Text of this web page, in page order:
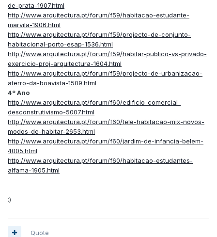
de-prata-1907.html
http://www.arquitectura.pt/forum/f59/habitacao-estudante-
marvila-1906.html
http://www.arquitectura.pt/forum/f59/projecto-de-conjunto-
habitacional-porto-esap-1536.html
http://www.arquitectura.pt/forum/f59/habitar-publico-vs-privado-
exercicio-proj-arquitectura-1604.html
http://www.arquitectura.pt/forum/f59/projecto-de-urbanizacao-
aterro-da-boavista-1509.html
4º Ano
http://www.arquitectura.pt/forum/f60/edificio-comercial-
desconstrutivismo-5007.html
http://www.arquitectura.pt/forum/f60/tele-habitacao-mix-novos-
modos-de-habitar-2653.html
http://www.arquitectura.pt/forum/f60/jardim-de-infancia-belem-
4005.html
http://www.arquitectura.pt/forum/f60/habitacao-estudantes-
alfama-1905.html
:)
Quote